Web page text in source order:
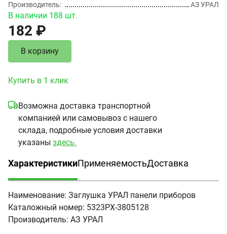
Производитель АЗ УРАЛ
В наличии 188 шт.
182 ₽
В корзину
Купить в 1 клик
Возможна доставка транспортной
компанией или самовывоз с нашего
склада, подробные условия доставки
указаны здесь.
Характеристики
(активная вкладка)
ПрименяемостьДоставка
Наименование: Заглушка УРАЛ панели приборов
Каталожный номер: 5323РХ-3805128
Производитель: АЗ УРАЛ